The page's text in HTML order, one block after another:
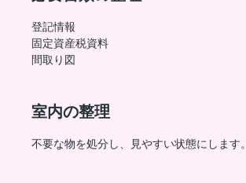
登記情報
固定資産税資料
間取り図
室内の整理
不要な物を処分し、見やすい状態にします。